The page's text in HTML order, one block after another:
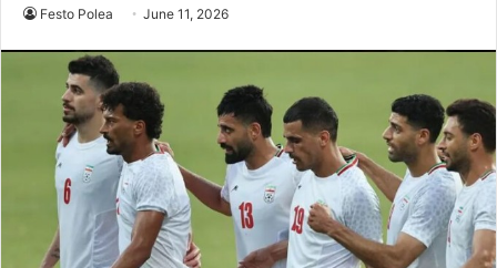
Festo Polea June 11, 2026